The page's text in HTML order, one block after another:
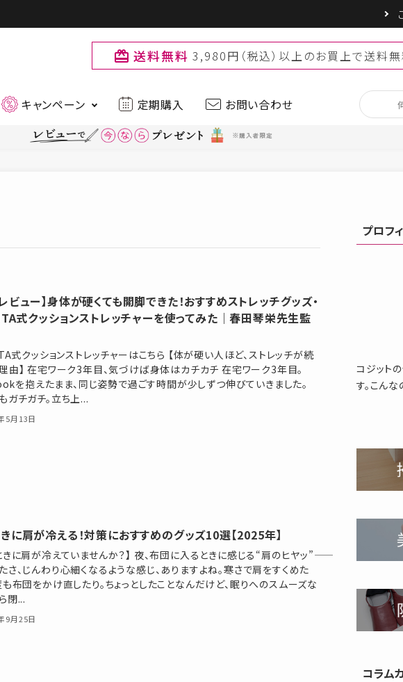
card_giftcard 送料無料 3,980円（税込）以上のお買上で送料
キャンペーン 定期購入 お問い合わせ
ビュー】身体が硬くても開脚できた！おすすめストレッチグッズ・
式クッションストレッチャーを使ってみた｜春田琴栄先生監
式クッションストレッチャーはこちら 【体が硬い人ほど、ストレッチが続
由】 在宅ワーク3年目、気づけば身体はカチカチ 在宅ワーク3年目。
を抱えたまま、同じ姿勢で過ごす時間が少しずつ伸びていきました。
ガチガチ。立ち上...
5月13日
に肩が冷える！対策におすすめのグッズ10選【2025年】
きに肩が冷えていませんか？】 夜、布団に入るときに感じる“肩のヒヤッ”――
さ、じんわり心細くなるような感じ、ありますよね。寒さで肩をすくめた
も布団をかけ直したり。ちょっとしたことなんだけど、眠りへのスムーズな
閉...
9月25日
プロフ
コジット
す。こん
コラム